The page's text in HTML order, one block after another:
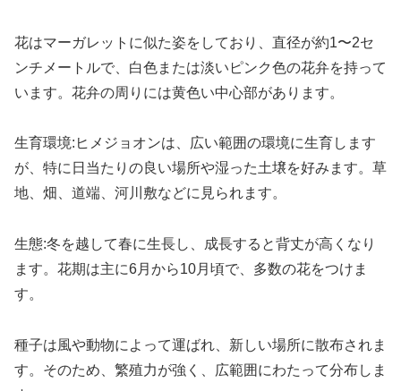
花はマーガレットに似た姿をしており、直径が約1〜2セ
ンチメートルで、白色または淡いピンク色の花弁を持って
います。花弁の周りには黄色い中心部があります。
生育環境:ヒメジョオンは、広い範囲の環境に生育します
が、特に日当たりの良い場所や湿った土壌を好みます。草
地、畑、道端、河川敷などに見られます。
生態:冬を越して春に生長し、成長すると背丈が高くなり
ます。花期は主に6月から10月頃で、多数の花をつけま
す。
種子は風や動物によって運ばれ、新しい場所に散布されま
す。そのため、繁殖力が強く、広範囲にわたって分布しま